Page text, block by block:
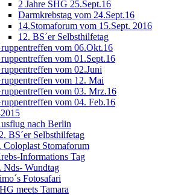
2 Jahre SHG 25.Sept.16
Darmkrebstag vom 24.Sept.16
14.Stomaforum vom 15.Sept. 2016
12. BS´er Selbsthilfetag
vom 06.Okt.16
vom 01.Sept.16
vom 02.Juni
vom 12. Mai
vom 03. Mrz.16
vom 04. Feb.16
nach Berlin
BS´er Selbsthilfetag
Coloplast Stomaforum
Informations Tag
Nds- Wundtag
Fotosafari
meets Tamara